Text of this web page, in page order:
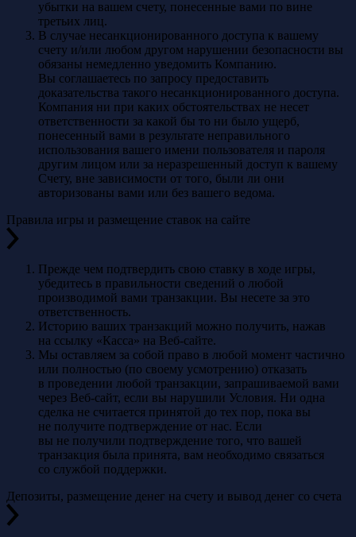
убытки на вашем счету, понесенные вами по вине
третьих лиц.
В случае несанкционированного доступа к вашему
счету и/или любом другом нарушении безопасности вы
обязаны немедленно уведомить Компанию.
Вы соглашаетесь по запросу предоставить
доказательства такого несанкционированного доступа.
Компания ни при каких обстоятельствах не несет
ответственности за какой бы то ни было ущерб,
понесенный вами в результате неправильного
использования вашего имени пользователя и пароля
другим лицом или за неразрешенный доступ к вашему
Счету, вне зависимости от того, были ли они
авторизованы вами или без вашего ведома.
Правила игры и размещение ставок на сайте
Прежде чем подтвердить свою ставку в ходе игры,
убедитесь в правильности сведений о любой
производимой вами транзакции. Вы несете за это
ответственность.
Историю ваших транзакций можно получить, нажав
на ссылку «Касса» на Веб-сайте.
Мы оставляем за собой право в любой момент частично
или полностью (по своему усмотрению) отказать
в проведении любой транзакции, запрашиваемой вами
через Веб-сайт, если вы нарушили Условия. Ни одна
сделка не считается принятой до тех пор, пока вы
не получите подтверждение от нас. Если
вы не получили подтверждение того, что вашей
транзакция была принята, вам необходимо связаться
со службой поддержки.
Депозиты, размещение денег на счету и вывод денег со счета